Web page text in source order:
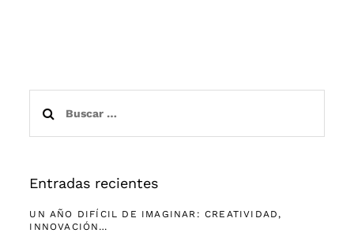
Entradas recientes
UN AÑO DIFÍCIL DE IMAGINAR: CREATIVIDAD,
INNOVACIÓN…